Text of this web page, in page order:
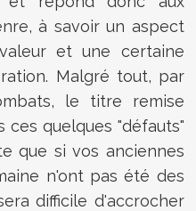
à savoir un aspect
et une certaine
Malgré tout, par
le titre remise
ces quelques "défauts"
que si vos anciennes
n'ont pas été des
difficile d'accrocher